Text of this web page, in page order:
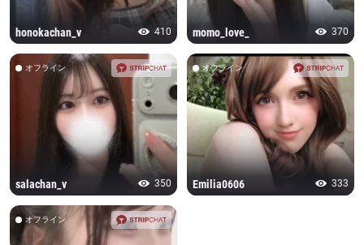
410
honokachan_v 370
momo_love_
オフライン
350
salachan_v
オフライン
333
Emilia0606
オフライン